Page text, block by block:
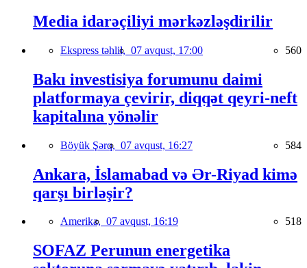
Media idarəçiliyi mərkəzləşdirilir
Ekspress təhlil, 07 avqust, 17:00 560
Bakı investisiya forumunu daimi
platformaya çevirir, diqqət qeyri-neft
kapitalına yönəlir
Böyük Şərq, 07 avqust, 16:27 584
Ankara, İslamabad və Ər-Riyad kimə
qarşı birləşir?
Amerika, 07 avqust, 16:19 518
SOFAZ Perunun energetika